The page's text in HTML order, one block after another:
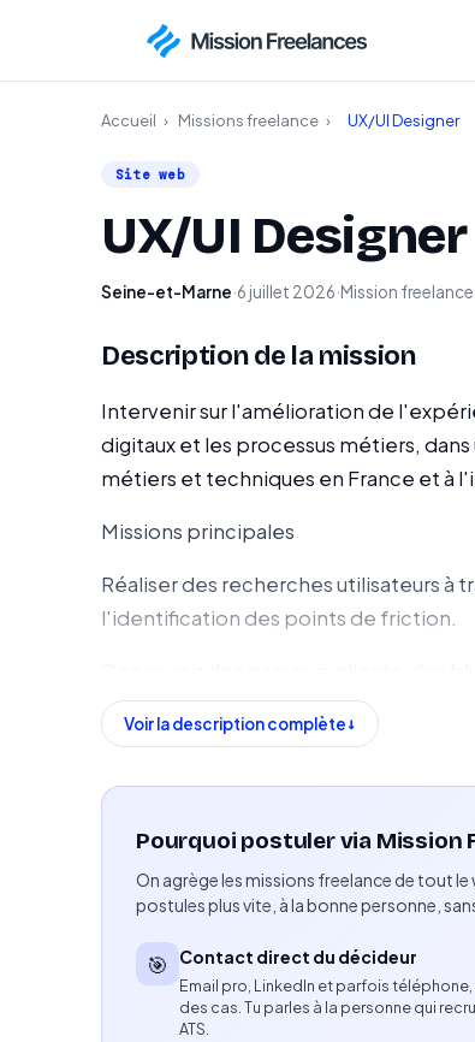
Accueil › Missions freelance › UX/UI Designer
Site web
UX/UI Designer
Seine-et-Marne·6 juillet 2026·Mission freelance
Description de la mission
Intervenir sur l'amélioration de
digitaux et les processus métiers,
métiers et techniques en France et à
Missions principales
Réaliser des recherches utilisateurs à
l'identification des points de friction.
Collaborer avec les équipes
supports d'ateliers.
Compétences attendues
Expérience confirmée en UX/UI
Maîtrise de Figma pour le
Voir la description complète
Pourquoi postuler via Mission
On agrège les missions freelance de tout
postules plus vite, à la bonne personne,
🎯 Contact direct du décideur
Email pro, LinkedIn et parfois
des cas. Tu parles à la personne qui
ATS.